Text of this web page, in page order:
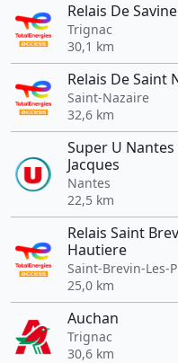
Relais De Savine
Trignac
30,1 km
Relais De Saint
Saint-Nazaire
32,6 km
Super U Nantes
Jacques
Nantes
22,5 km
Relais Saint
Hautiere
Saint-Brevin-Les-
25,0 km
Auchan
Trignac
30,6 km